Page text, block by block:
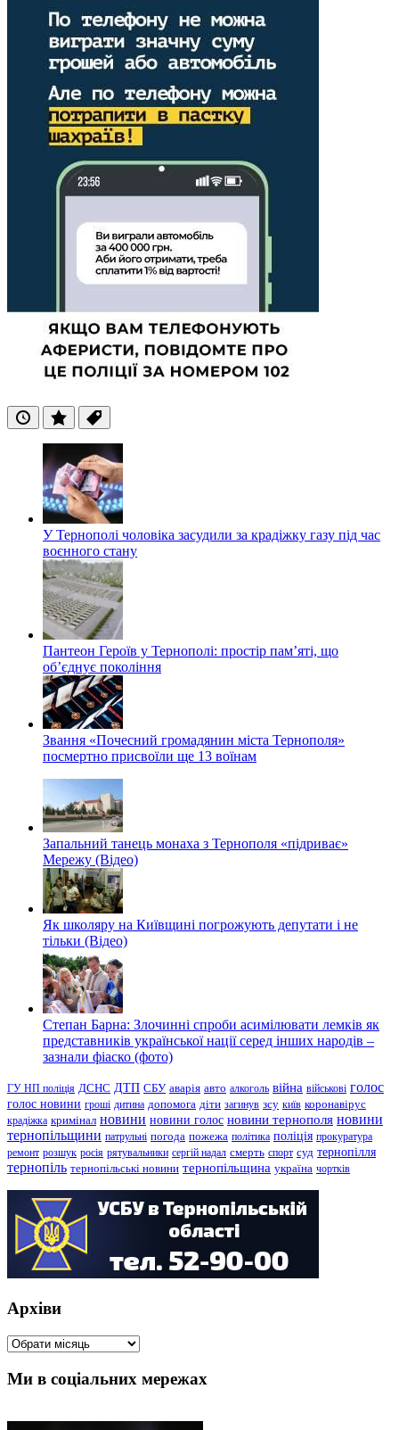
ОстанніПопулярні
Теги
У Тернополі чоловіка засудили за крадіжку газу під час
воєнного стану
Пантеон Героїв у Тернополі: простір пам’яті, що
об’єднує покоління
Звання «Почесний громадянин міста Тернополя»
посмертно присвоїли ще 13 воїнам
Запальний танець монаха з Тернополя «підриває»
Мережу (Відео)
Як школяру на Київщині погрожують депутати і не
тільки (Відео)
Степан Барна: Злочинні спроби асимілювати лемків як
представників української нації серед інших народів –
зазнали фіаско (фото)
ГУ НП поліція ДСНС ДТП СБУ аварія авто алкоголь війна військові голос
голос новини гроші дитина допомога діти загинув зсу київ коронавірус
крадіжка кримінал новини новини голос новини тернополя новини
тернопільщини патрульні погода пожежа політика поліція прокуратура
ремонт розшук росія рятувальники сергій надал смерть спорт суд тернопілля
тернопіль тернопільські новини тернопільщина україна чортків
Архіви
Архіви
Ми в соціальних мережах